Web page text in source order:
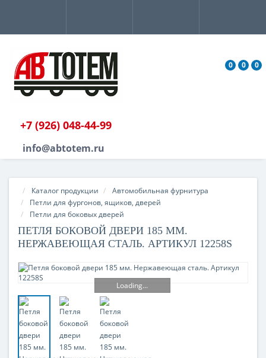
0 0 0
+7 (926) 048-44-99
info@abtotem.ru
Каталог продукции
Автомобильная фурнитура
Петли для фургонов, ящиков, дверей
Петли для боковых дверей
ПЕТЛЯ БОКОВОЙ ДВЕРИ 185 ММ.
НЕРЖАВЕЮЩАЯ СТАЛЬ. АРТИКУЛ 12258S
Loading...